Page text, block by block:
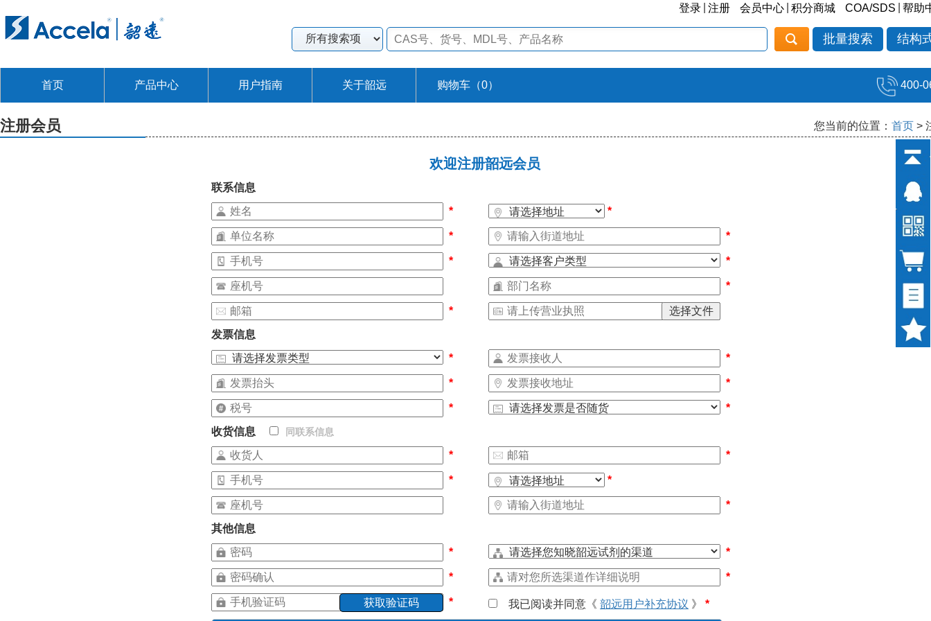
登录 注册 会员中心 积分商城 COA/SDS 帮助
批量搜索 结构
首页 产品中心 用户指南 关于韶远 购物车（0） 400-
注册会员 您当前的位置： 首页 >
欢迎注册韶远会员
联系信息
*
*
* *
* *
*
*
发票信息
*
*
* *
*
*
收货信息
同联系信息
* *
* *
*
其他信息
*
*
* *
* 我已阅读并同意《 韶远用户补充协议 》 *